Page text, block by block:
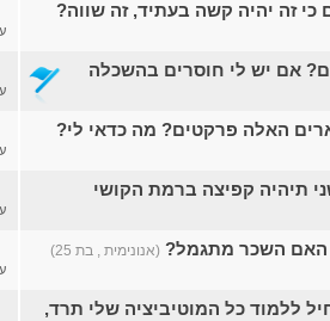
כי זה יהיה קשה בעתיד, זה שווה?
אם יש לי חוסרים בהשכלה
האלה פרקטים? מה כדאי לי?
תיהיה קפיצה ברמת הקושי
האם השכר מתגמל? (אנונימית , בת 25)
ללמוד כל המוטיביציה שלי תרד,